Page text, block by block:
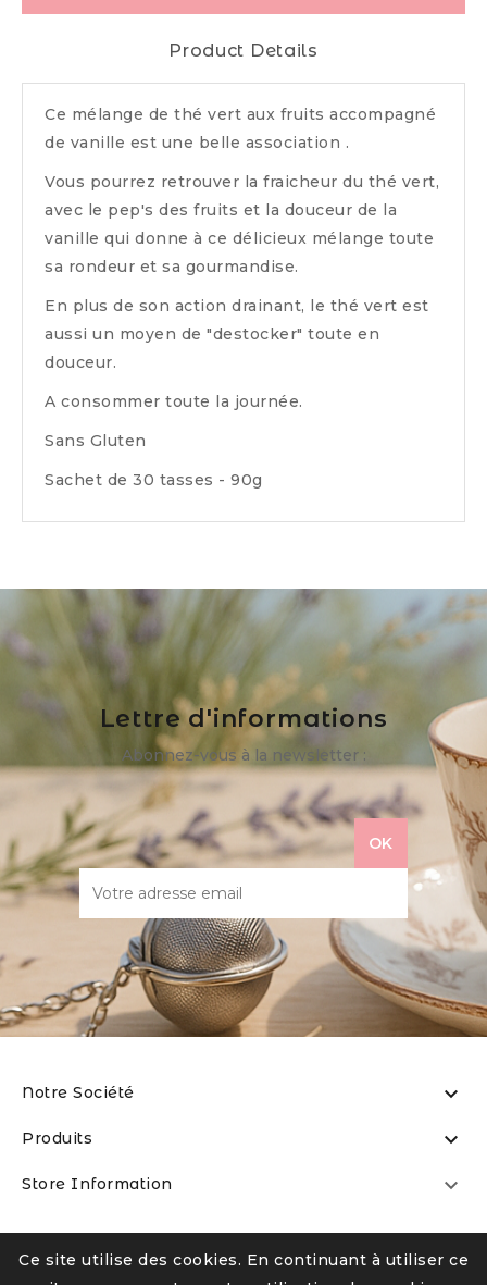
Product Details
Ce mélange de thé vert aux fruits accompagné
de vanille est une belle association .
Vous pourrez retrouver la fraicheur du thé vert,
avec le pep's des fruits et la douceur de la
vanille qui donne à ce délicieux mélange toute
sa rondeur et sa gourmandise.
En plus de son action drainant, le thé vert est
aussi un moyen de "destocker" toute en
douceur.
A consommer toute la journée.
Sans Gluten
Sachet de 30 tasses - 90g
Lettre d'informations
Abonnez-vous à la newsletter :
Notre Société 
Produits 
Store Information 
Ce site utilise des cookies. En continuant à utiliser ce
© La Boîte à Thé Sxm-fb:laboiteathesxm-